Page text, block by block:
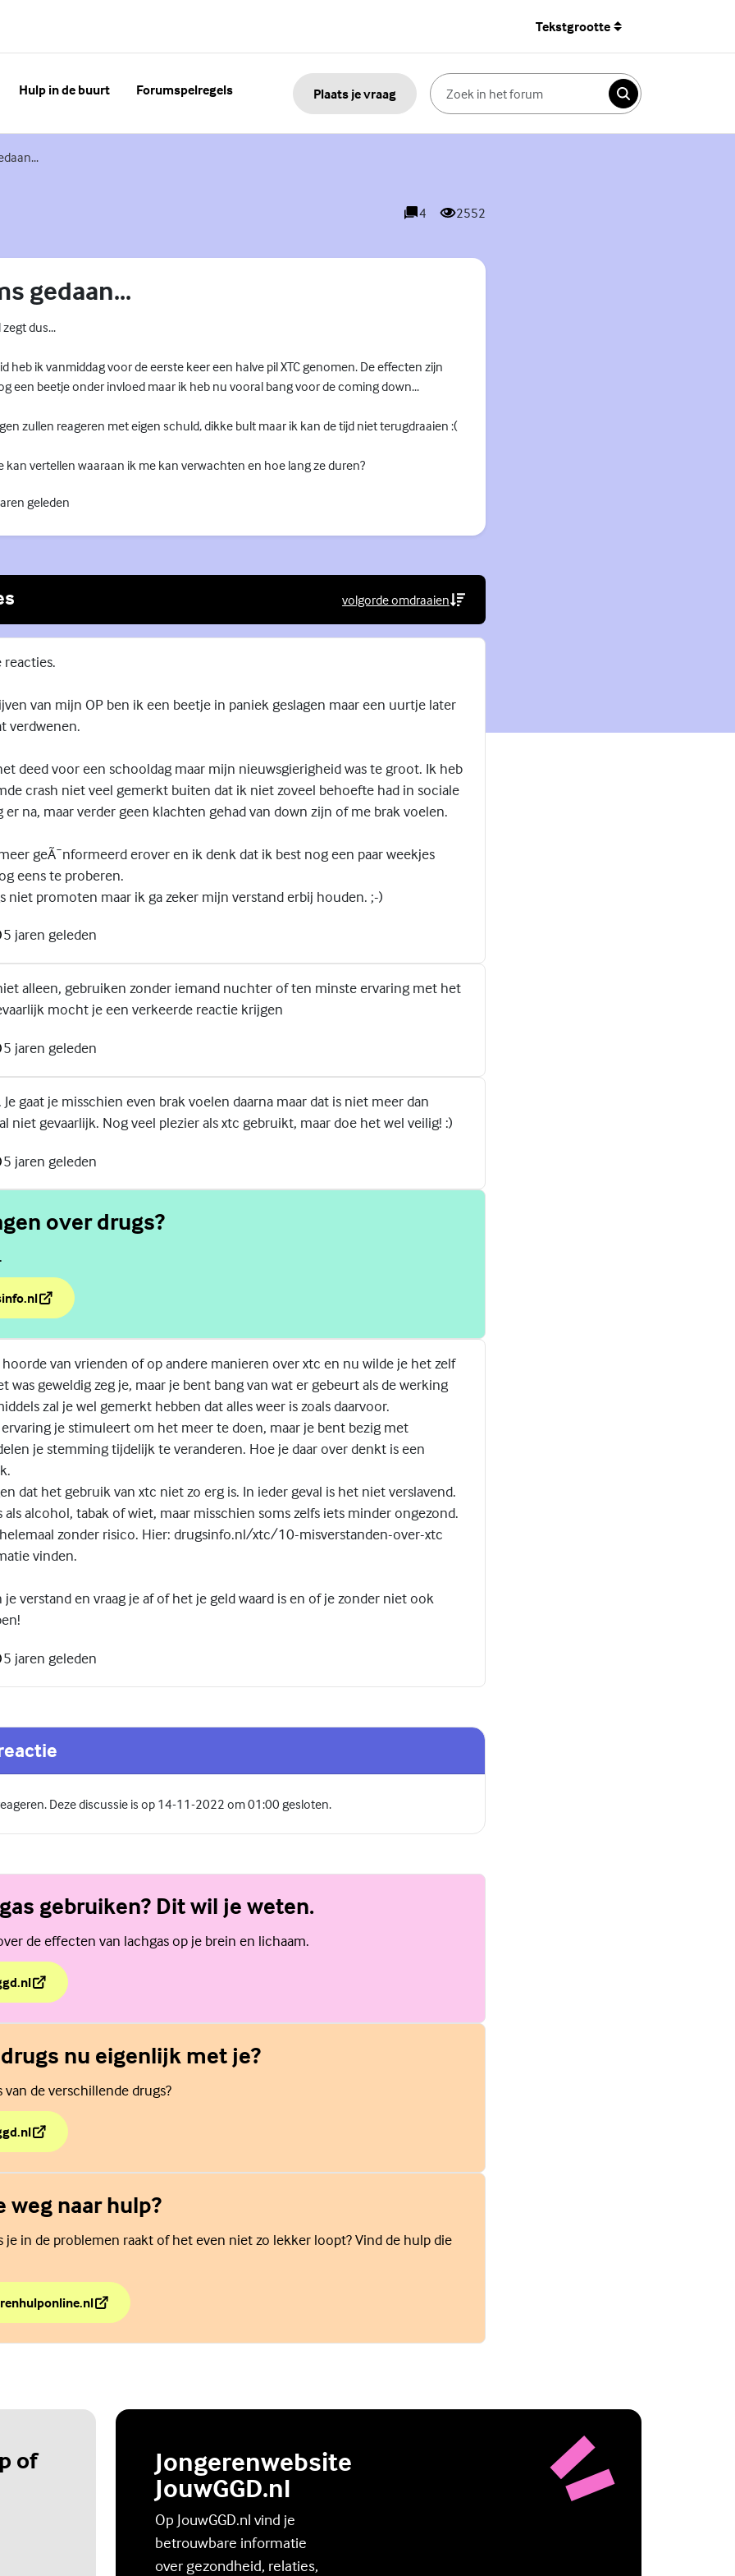
Tekstgrootte
Hulp in de buurt Forumspelregels Plaats je vraag
Zoeken
4
reacties
2552
weergaves
gedaan...
dus...
heb ik vanmiddag voor de eerste keer een halve pil XTC genomen. De effecten zijn
een beetje onder invloed maar ik heb nu vooral bang voor de coming down...
zullen reageren met eigen schuld, dikke bult maar ik kan de tijd niet terugdraaien :(
kan vertellen waaraan ik me kan verwachten en hoe lang ze duren?
geleden
volgorde omdraaien
(Externe link)
reacties.
van mijn OP ben ik een beetje in paniek geslagen maar een uurtje later
verdwenen.
deed voor een schooldag maar mijn nieuwsgierigheid was te groot. Ik heb
crash niet veel gemerkt buiten dat ik niet zoveel behoefte had in sociale
er na, maar verder geen klachten gehad van down zijn of me brak voelen.
geÃ¯nformeerd erover en ik denk dat ik best nog een paar weekjes
eens te proberen.
niet promoten maar ik ga zeker mijn verstand erbij houden. ;-)
5 jaren geleden
alleen, gebruiken zonder iemand nuchter of ten minste ervaring met het
mocht je een verkeerde reactie krijgen
5 jaren geleden
gaat je misschien even brak voelen daarna maar dat is niet meer dan
niet gevaarlijk. Nog veel plezier als xtc gebruikt, maar doe het wel veilig! :)
5 jaren geleden
over drugs?
over drugs?
hoorde van vrienden of op andere manieren over xtc en nu wilde je het zelf
was geweldig zeg je, maar je bent bang van wat er gebeurt als de werking
zal je wel gemerkt hebben dat alles weer is zoals daarvoor.
je stimuleert om het meer te doen, maar je bent bezig met
je stemming tijdelijk te veranderen. Hoe je daar over denkt is een
dat het gebruik van xtc niet zo erg is. In ieder geval is het niet verslavend.
als alcohol, tabak of wiet, maar misschien soms zelfs iets minder ongezond.
zonder risico. Hier: drugsinfo.nl/xtc/10-misverstanden-over-xtc
vinden.
verstand en vraag je af of het je geld waard is en of je zonder niet ook
5 jaren geleden
Deze discussie is op 14-11-2022 om 01:00 gesloten.
gebruiken? Dit wil je weten.
de effecten van lachgas op je brein en lichaam.
gebruiken? Dit wil je weten.
nu eigenlijk met je?
van de verschillende drugs?
drugs nu eigenlijk met je?
weg naar hulp?
je in de problemen raakt of het even niet zo lekker loopt? Vind de hulp die
weg naar hulp?
of
Jongerenwebsite
JouwGGD.nl
Op JouwGGD.nl vind je
betrouwbare informatie
over gezondheid, relaties,